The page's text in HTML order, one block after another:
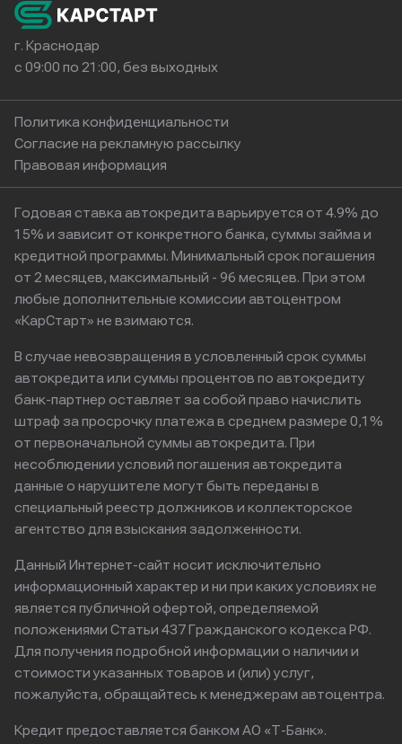
г. Краснодар
с 09:00 по 21:00, без выходных
Политика конфиденциальности
Согласие на рекламную рассылку
Правовая информация
Годовая ставка автокредита варьируется от 4.9% до
15% и зависит от конкретного банка, суммы займа и
кредитной программы. Минимальный срок погашения
от 2 месяцев, максимальный - 96 месяцев. При этом
любые дополнительные комиссии автоцентром
«КарСтарт» не взимаются.
В случае невозвращения в условленный срок суммы
автокредита или суммы процентов по автокредиту
банк-партнер оставляет за собой право начислить
штраф за просрочку платежа в среднем размере 0,1%
от первоначальной суммы автокредита. При
несоблюдении условий погашения автокредита
данные о нарушителе могут быть переданы в
специальный реестр должников и коллекторское
агентство для взыскания задолженности.
Данный Интернет-сайт носит исключительно
информационный характер и ни при каких условиях не
является публичной офертой, определяемой
положениями Статьи 437 Гражданского кодекса РФ.
Для получения подробной информации о наличии и
стоимости указанных товаров и (или) услуг,
пожалуйста, обращайтесь к менеджерам автоцентра.
Кредит предоставляется банком АО «Т-Банк».